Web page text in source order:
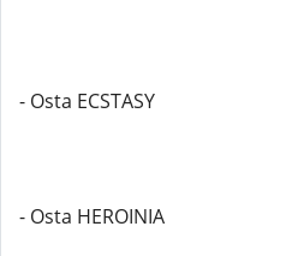
- Osta ECSTASY
- Osta HEROINIA